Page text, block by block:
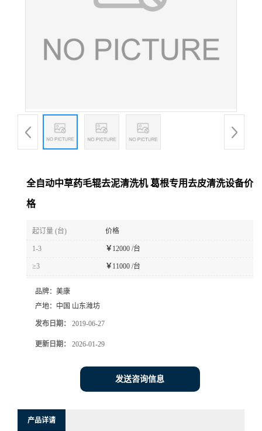
全自动中草药毛辊去泥清洗机 葛根专用去皮清洗设备价
格
起订量 (台) 价格
1-3 ￥12000 /台
≥3 ￥11000 /台
品牌： 美康
产地： 中国 山东潍坊
发布日期： 2019-06-27
更新日期： 2026-01-29
发送咨询信息
产品详请